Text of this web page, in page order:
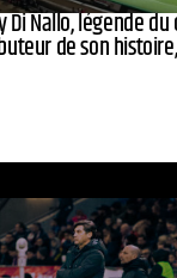
Di Nallo, légende
de son